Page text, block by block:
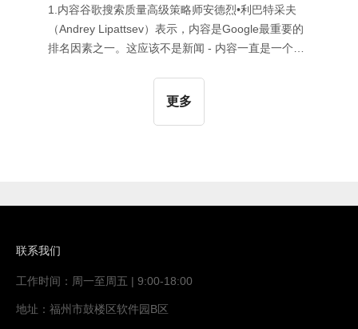
1.内容谷歌搜索质量高级策略师安德烈•利巴特采夫
（Andrey Lipattsev）表示，内容是Google最重要的
排名因素之一。这应该不是新闻 - 内容一直是一个重
面引用的SearchMetrics调查发现，前20个查询中只
有53％的标题标签中包含关键字，而不到40％的目标
更多
联系我们
工作时间：周一至周五 | 9:00-18:00
地址：福州市鼓楼区软件园B区